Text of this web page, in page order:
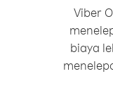
Viber
biaya